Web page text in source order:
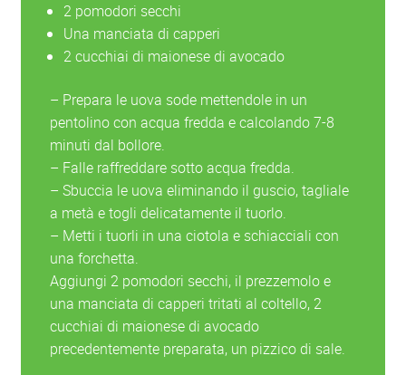
2 pomodori secchi
Una manciata di capperi
2 cucchiai di maionese di avocado
– Prepara le uova sode mettendole in un
pentolino con acqua fredda e calcolando 7-8
minuti dal bollore.
– Falle raffreddare sotto acqua fredda.
– Sbuccia le uova eliminando il guscio, tagliale
a metà e togli delicatamente il tuorlo.
– Metti i tuorli in una ciotola e schiacciali con
una forchetta.
Aggiungi 2 pomodori secchi, il prezzemolo e
una manciata di capperi tritati al coltello, 2
cucchiai di maionese di avocado
precedentemente preparata, un pizzico di sale.